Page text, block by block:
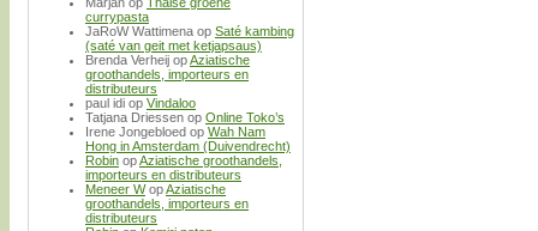
currypasta
JaRoW Wattimena op Saté kambing
(saté van geit met ketjapsaus)
Brenda Verheij opAziatische
groothandels, importeurs en
distributeurs
paul idi op Vindaloo
Tatjana Driessen op Online Toko’s
Irene Jongebloed op Wah Nam
Hong in Amsterdam (Duivendrecht)
Robin opAziatische groothandels,
importeurs en distributeurs
Meneer WopAziatische
groothandels, importeurs en
distributeurs